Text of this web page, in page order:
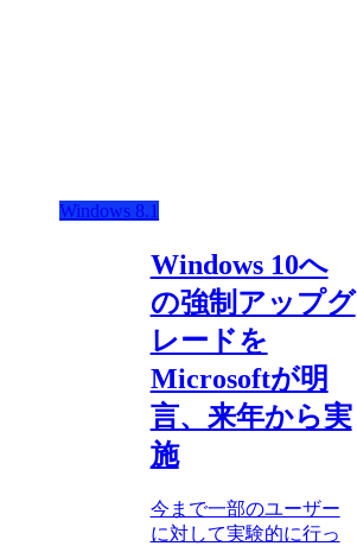
Windows 8.1
Windows 10へ
の強制アップグ
レードを
Microsoftが明
言、来年から実
施
今まで一部のユーザー
に対して実験的に行っ